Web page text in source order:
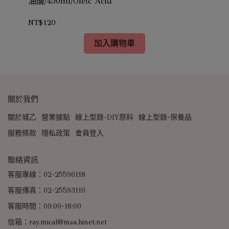
NT$120
加入購物車
關於我們
關於城乙 營業據點 線上型錄-DIY原料 線上型錄-保養品
服務條款
隱私政策 會員登入
聯絡資訊
客服專線：02-25596118
客服傳真：02-25593110
客服時間：09:00-18:00
信箱：ray.mical@msa.hinet.net